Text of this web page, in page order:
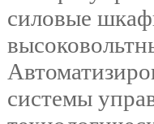
силовые
системы